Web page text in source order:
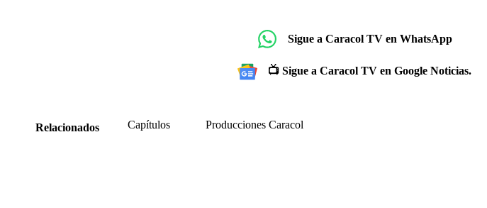
Sigue a Caracol TV en WhatsApp
📺 Sigue a Caracol TV en Google Noticias.
Relacionados Capítulos Producciones Caracol